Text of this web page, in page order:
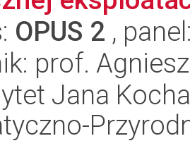
OPUS 2 ,
prof.
Jana